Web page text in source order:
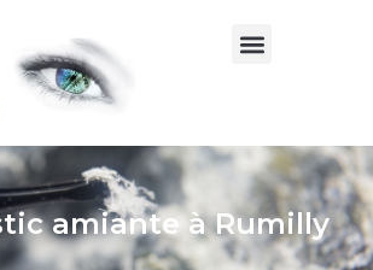
amiante à Rumilly